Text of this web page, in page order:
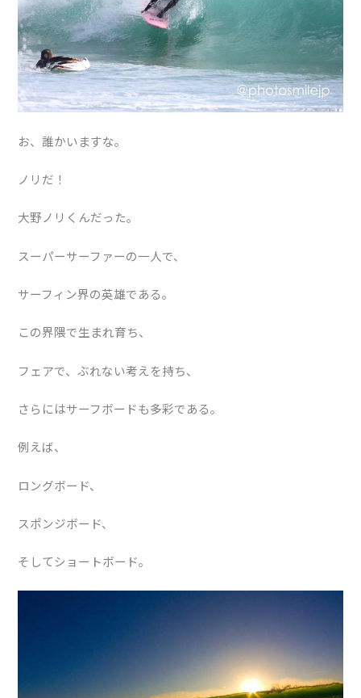
お、誰かいますな。
ノリだ！
大野ノリくんだった。
スーパーサーファーの一人で、
サーフィン界の英雄である。
この界隈で生まれ育ち、
フェアで、ぶれない考えを持ち、
さらにはサーフボードも多彩である。
例えば、
ロングボード、
スポンジボード、
そしてショートボード。